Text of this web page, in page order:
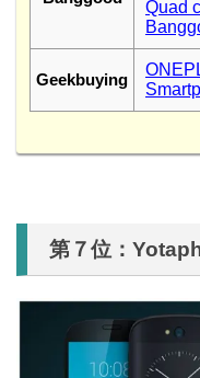
Quad
Geekbuying
第７位：